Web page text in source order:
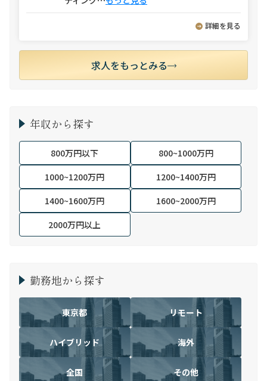
詳細を見る
求人をもっとみる
年収から探す
800万円以下
800~1000万円
1000~1200万円
1200~1400万円
1400~1600万円
1600~2000万円
2000万円以上
勤務地から探す
東京都 リモート
ハイブリッド 海外
全国 その他